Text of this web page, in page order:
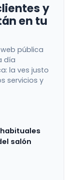
y
en tu
pública
día
la ves justo
servicios y
salón